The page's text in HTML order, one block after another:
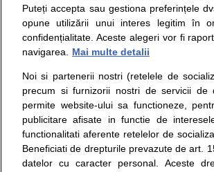
Opiniile avizate ale
nici diagnosticul stabilit
ii punem la dispozitie
Despre noi
Despre noi
Contact
Intrebari frecvente
Consultanti
medicali
Puteți accepta sau gestiona preferințele
opune utilizării unui interes legitim în
confidențialitate. Aceste alegeri vor fi
navigarea.
Mai multe detalii
Noi si partenerii nostri (retelele de
precum si furnizorii nostri de servicii
permite website-ului sa functioneze,
publicitare afisate in functie de
functionalitati aferente retelelor de
Beneficiati de drepturile prevazute de art.
datelor cu caracter personal. Aceste